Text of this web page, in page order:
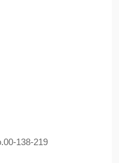
138-219